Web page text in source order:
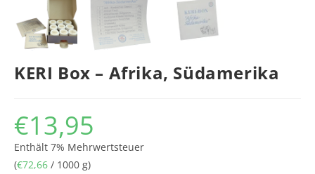
KERI Box – Afrika, Südamerika
€13,95
Enthält 7% Mehrwertsteuer
(€72,66 / 1000 g)